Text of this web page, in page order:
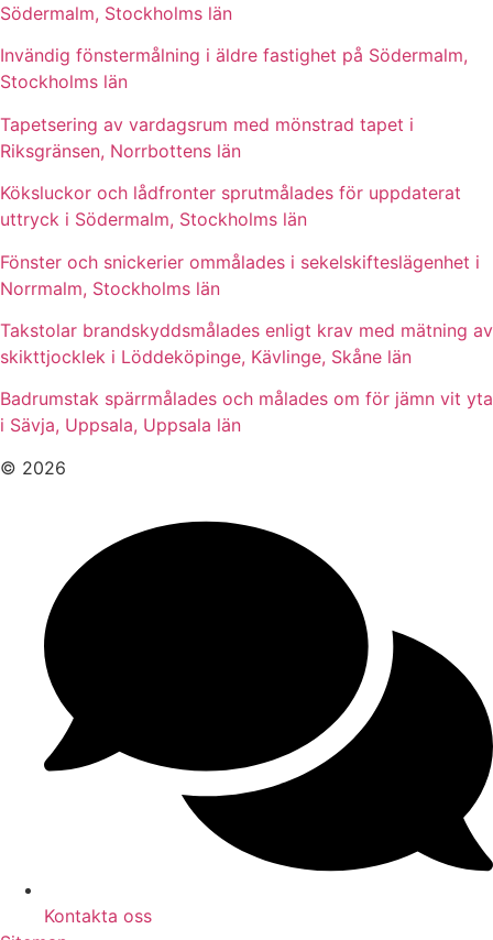
Södermalm, Stockholms län
Invändig fönstermålning i äldre fastighet på Södermalm,
Stockholms län
Tapetsering av vardagsrum med mönstrad tapet i
Riksgränsen, Norrbottens län
Köksluckor och lådfronter sprutmålades för uppdaterat
uttryck i Södermalm, Stockholms län
Fönster och snickerier ommålades i sekelskifteslägenhet i
Norrmalm, Stockholms län
Takstolar brandskyddsmålades enligt krav med mätning av
skikttjocklek i Löddeköpinge, Kävlinge, Skåne län
Badrumstak spärrmålades och målades om för jämn vit yta
i Sävja, Uppsala, Uppsala län
© 2026
Kontakta oss